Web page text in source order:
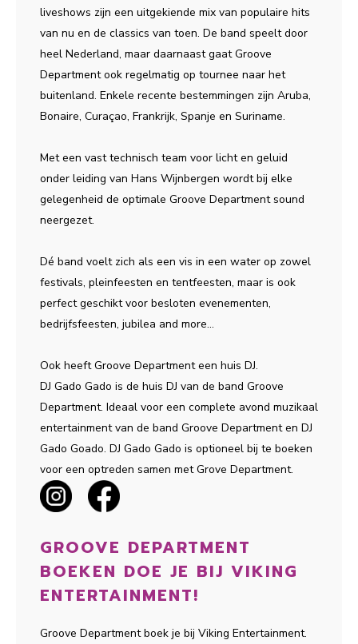
liveshows zijn een uitgekiende mix van populaire hits
van nu en de classics van toen. De band speelt door
heel Nederland, maar daarnaast gaat Groove
Department ook regelmatig op tournee naar het
buitenland. Enkele recente bestemmingen zijn Aruba,
Bonaire, Curaçao, Frankrijk, Spanje en Suriname.
Met een vast technisch team voor licht en geluid
onder leiding van Hans Wijnbergen wordt bij elke
gelegenheid de optimale Groove Department sound
neergezet.
Dé band voelt zich als een vis in een water op zowel
festivals, pleinfeesten en tentfeesten, maar is ook
perfect geschikt voor besloten evenementen,
bedrijfsfeesten, jubilea and more...
Ook heeft Groove Department een huis DJ.
DJ Gado Gado is de huis DJ van de band Groove
Department. Ideaal voor een complete avond muzikaal
entertainment van de band Groove Department en DJ
Gado Goado. DJ Gado Gado is optioneel bij te boeken
voor een optreden samen met Grove Department.
GROOVE DEPARTMENT
BOEKEN DOE JE BIJ VIKING
ENTERTAINMENT!
Groove Department boek je bij Viking Entertainment.